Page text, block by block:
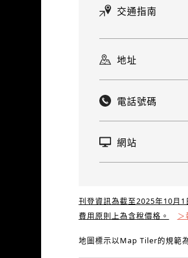
交通指南
地址
電話號碼
網站
刊登資訊為截至2025年10月
費用原則上為含稅價格。
＞
地圖標示以Map Tiler的規範